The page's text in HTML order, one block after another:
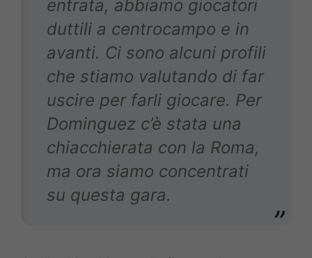
entrata, abbiamo giocatori
duttili a centrocampo e in
avanti. Ci sono alcuni profili
che stiamo valutando di far
uscire per farli giocare. Per
Dominguez c’è stata una
chiacchierata con la Roma,
ma ora siamo concentrati
su questa gara.